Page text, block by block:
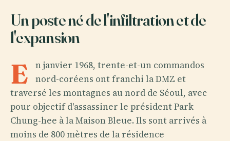
Un poste né de l'infiltration et de
l'expansion
E
n janvier 1968, trente-et-un commandos
nord-coréens ont franchi la DMZ et
traversé les montagnes au nord de Séoul, avec
pour objectif d'assassiner le président Park
Chung-hee à la Maison Bleue. Ils sont arrivés à
moins de 800 mètres de la résidence